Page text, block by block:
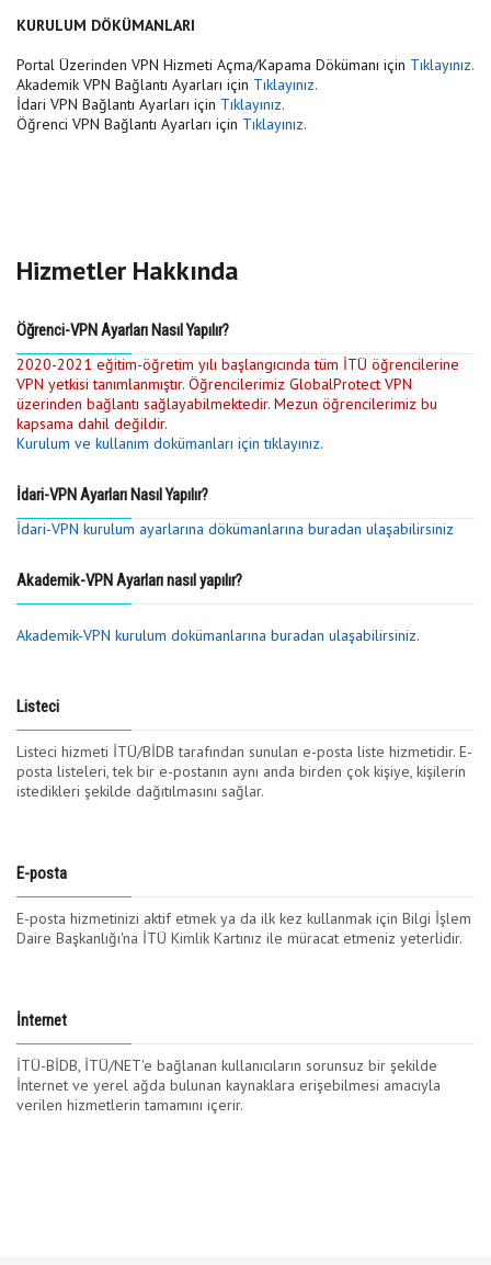
KURULUM DÖKÜMANLARI
Portal Üzerinden VPN Hizmeti Açma/Kapama Dökümanı için Tıklayınız.
Akademik VPN Bağlantı Ayarları için Tıklayınız.
İdari VPN Bağlantı Ayarları için Tıklayınız.
Öğrenci VPN Bağlantı Ayarları için Tıklayınız.
Hizmetler Hakkında
Öğrenci-VPN Ayarları Nasıl Yapılır?
2020-2021 eğitim-öğretim yılı başlangıcında tüm İTÜ öğrencilerine
VPN yetkisi tanımlanmıştır. Öğrencilerimiz GlobalProtect VPN
üzerinden bağlantı sağlayabilmektedir. Mezun öğrencilerimiz bu
kapsama dahil değildir.
Kurulum ve kullanım dokümanları için tıklayınız.
İdari-VPN Ayarları Nasıl Yapılır?
İdari-VPN kurulum ayarlarına dökümanlarına buradan ulaşabilirsiniz
Akademik-VPN Ayarları nasıl yapılır?
Akademik-VPN kurulum dokümanlarına buradan ulaşabilirsiniz.
Listeci
Listeci hizmeti İTÜ/BİDB tarafından sunulan e-posta liste hizmetidir. E-
posta listeleri, tek bir e-postanın aynı anda birden çok kişiye, kişilerin
istedikleri şekilde dağıtılmasını sağlar.
E-posta
E-posta hizmetinizi aktif etmek ya da ilk kez kullanmak için Bilgi İşlem
Daire Başkanlığı'na İTÜ Kimlik Kartınız ile müracat etmeniz yeterlidir.
İnternet
İTÜ-BİDB, İTÜ/NET'e bağlanan kullanıcıların sorunsuz bir şekilde
İnternet ve yerel ağda bulunan kaynaklara erişebilmesi amacıyla
verilen hizmetlerin tamamını içerir.